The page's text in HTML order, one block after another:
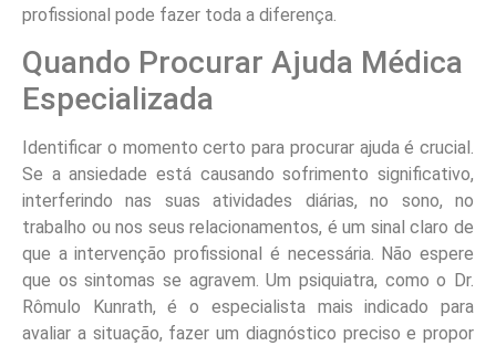
profissional pode fazer toda a diferença.
Quando Procurar Ajuda Médica
Especializada
Identificar o momento certo para procurar ajuda é crucial.
Se a ansiedade está causando sofrimento significativo,
interferindo nas suas atividades diárias, no sono, no
trabalho ou nos seus relacionamentos, é um sinal claro de
que a intervenção profissional é necessária. Não espere
que os sintomas se agravem. Um psiquiatra, como o Dr.
Rômulo Kunrath, é o especialista mais indicado para
avaliar a situação, fazer um diagnóstico preciso e propor